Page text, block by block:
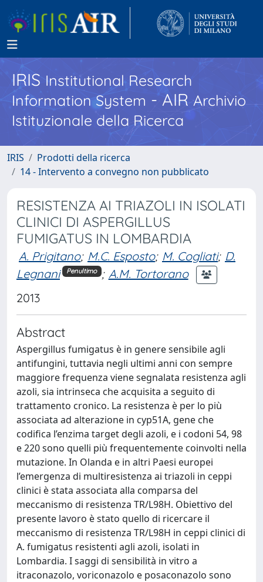
IRISInstitutional Research
Information System - AIR Archivio
Istituzionale della Ricerca
IRIS
Prodotti della ricerca
14 - Intervento a convegno non pubblicato
RESISTENZA AI TRIAZOLI IN ISOLATI
CLINICI DI ASPERGILLUS
FUMIGATUS IN LOMBARDIA
A. Prigitano; M.C. Esposto; M. Cogliati; D.
Legnani
Penultimo ; A.M. Tortorano
2013
Abstract
Aspergillus fumigatus è in genere sensibile agli
antifungini, tuttavia negli ultimi anni con sempre
maggiore frequenza viene segnalata resistenza agli
azoli, sia intrinseca che acquisita a seguito di
trattamento cronico. La resistenza è per lo più
associata ad alterazione in cyp51A, gene che
codifica l’enzima target degli azoli, e i codoni 54, 98
e 220 sono quelli più frequentemente coinvolti nella
mutazione. In Olanda e in altri Paesi europei
l’emergenza di multiresistenza ai triazoli in ceppi
clinici è stata associata alla comparsa del
meccanismo di resistenza TR/L98H. Obiettivo del
presente lavoro è stato quello di ricercare il
meccanismo di resistenza TR/L98H in ceppi clinici di
A. fumigatus resistenti agli azoli, isolati in
Lombardia. I saggi di sensibilità in vitro a
itraconazolo, voriconazolo e posaconazolo sono